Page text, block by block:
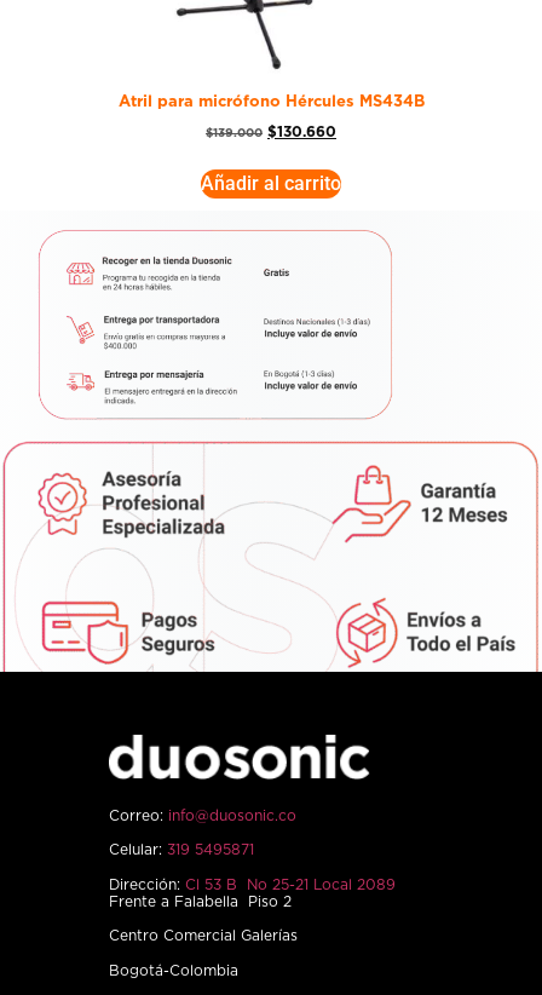
Atril para micrófono Hércules MS434B
$139.000 $130.660
Añadir al carrito
Correo: info@duosonic.co
Celular: 319 5495871
Dirección: Cl 53 B No 25-21 Local 2089
Frente a Falabella Piso 2
Centro Comercial Galerías
Bogotá-Colombia